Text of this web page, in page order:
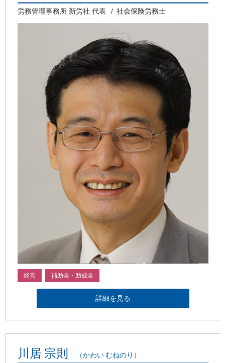
労務管理事務所 新労社 代表 社会保険労務士
経営 補助金・助成金
詳細を見る
川居 宗則 （かわい むねのり）